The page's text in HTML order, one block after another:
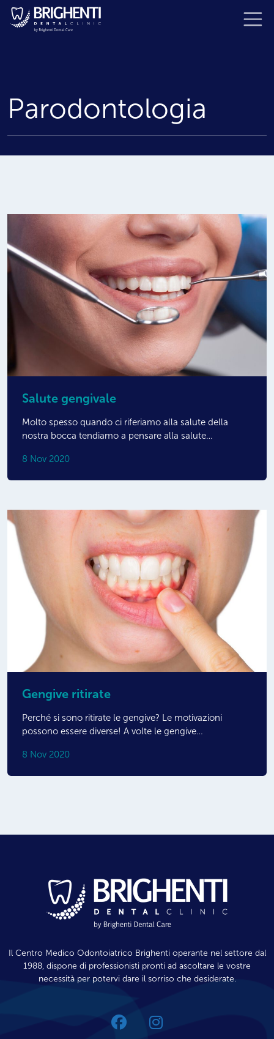
Parodontologia
Salute gengivale
Molto spesso quando ci riferiamo alla salute della
nostra bocca tendiamo a pensare alla salute…
8 Nov 2020
Gengive ritirate
Perché si sono ritirate le gengive? Le motivazioni
possono essere diverse! A volte le gengive…
8 Nov 2020
Il Centro Medico Odontoiatrico Brighenti operante nel settore dal
1988, dispone di professionisti pronti ad ascoltare le vostre
necessità per potervi dare il sorriso che desiderate.